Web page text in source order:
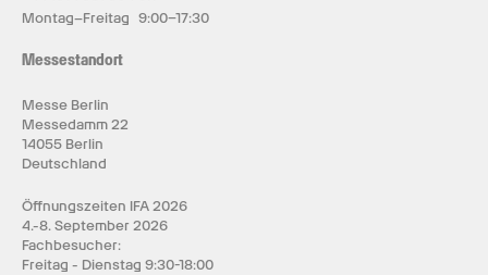
Montag–Freitag 9:00–17:30
Messestandort
Messe Berlin
Messedamm 22
14055 Berlin
Deutschland
Öffnungszeiten IFA 2026
4.-8. September 2026
Fachbesucher:
Freitag - Dienstag 9:30-18:00